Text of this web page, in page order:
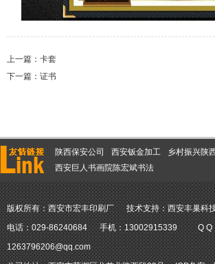
上一篇： 卡套
下一篇： 证书
陕西保安公司 西安钣金加工 乡村振兴陕
西安巨人书画院陈宏斌书法
版权所有：西安市宏丰印刷厂 技术支持：西安丰巢科
电话：029-86240684
手机：13002915339
Q Q
1263796206@qq.com